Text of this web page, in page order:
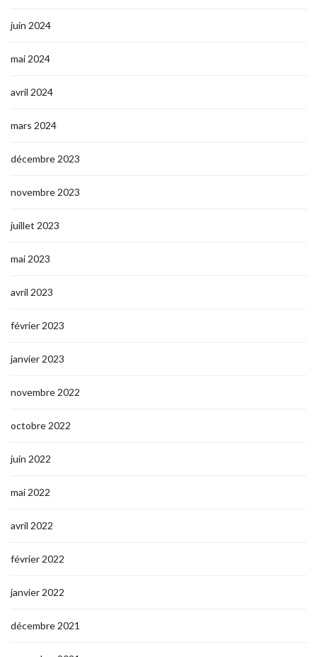
juin 2024
mai 2024
avril 2024
mars 2024
décembre 2023
novembre 2023
juillet 2023
mai 2023
avril 2023
février 2023
janvier 2023
novembre 2022
octobre 2022
juin 2022
mai 2022
avril 2022
février 2022
janvier 2022
décembre 2021